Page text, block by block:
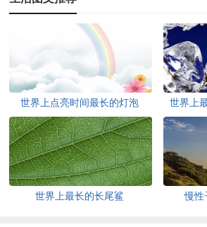
世界上点亮时间最长的灯泡 世界上
世界上最长的长尾鲨 慢性